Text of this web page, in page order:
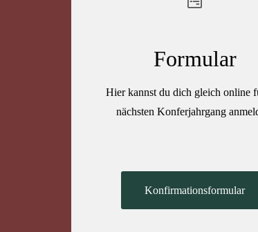
Formular
Hier kannst du dich gleich online
nächsten Konferjahrgang
Konfirmationsformular